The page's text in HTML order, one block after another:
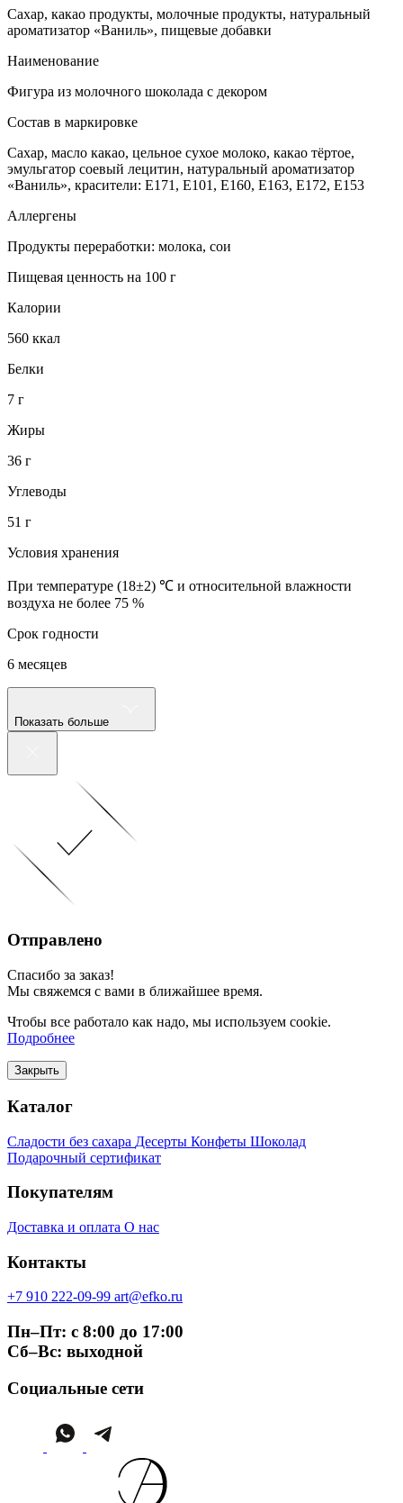
Сахар, какао продукты, молочные продукты, натуральный
ароматизатор «Ваниль», пищевые добавки
Наименование
Фигура из молочного шоколада с декором
Состав в маркировке
Сахар, масло какао, цельное сухое молоко, какао тёртое,
эмульгатор соевый лецитин, натуральный ароматизатор
«Ваниль», красители: Е171, Е101, Е160, Е163, Е172, Е153
Аллергены
Продукты переработки: молока, сои
Пищевая ценность на 100 г
Калории
560 ккал
Белки
7 г
Жиры
36 г
Углеводы
51 г
Условия хранения
При температуре (18±2) ℃ и относительной влажности
воздуха не более 75 %
Срок годности
6 месяцев
Показать больше
Отправлено
Спасибо за заказ!
Мы свяжемся с вами в ближайшее время.
Чтобы все работало как надо, мы используем cookie.
Подробнее
Закрыть
Каталог
Сладости без сахара Десерты Конфеты Шоколад
Подарочный сертификат
Покупателям
Доставка и оплата О нас
Контакты
+7 910 222-09-99 art@efko.ru
Пн–Пт: с 8:00 до 17:00
Сб–Вс: выходной
Социальные сети